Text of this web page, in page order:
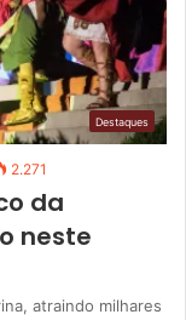
Destaques
2.271
da
neste
atraindo milhares